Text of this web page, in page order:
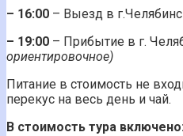
– 16:00 – Выезд в
– 19:00 – Прибытие в г.
ориентировочное)
Питание в стоимость не
перекус на весь день и чай.
В стоимость тура